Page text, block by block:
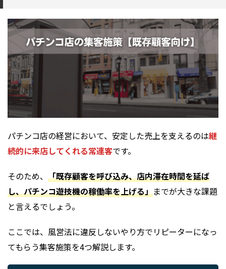
パチンコ店の経営において、安定した売上を支えるのは継
続的に来店してくれる常連客です。
そのため、 「既存顧客を呼び込み、店内滞在時間を延ば
し、パチンコ遊技機の稼働率を上げる」までが大きな課題
と言えるでしょう。
ここでは、風営法に違反しないやり方でリピーターになっ
てもらう集客施策を4つ解説します。